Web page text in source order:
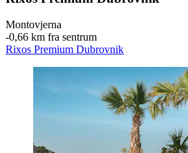
Montovjerna
‐0,66 km fra sentrum
Rixos Premium Dubrovnik